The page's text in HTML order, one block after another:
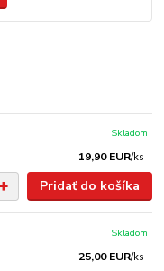
19,90 EUR/ks
Skladom
Pridať do košíka
25,00 EUR/ks
Skladom